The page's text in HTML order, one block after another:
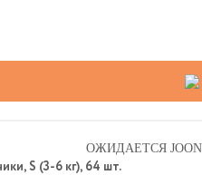
S (3-6 кг), 64 шт.